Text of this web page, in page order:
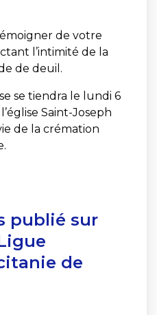
de votre
l’intimité de la
de deuil.
se tiendra le lundi 6
Saint-Joseph
de la crémation
publié sur
de